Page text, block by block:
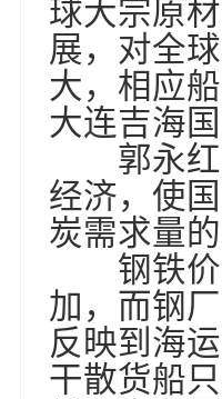
球大宗原
展，对全
大，相应
大连吉海
郭永红
经济，使
炭需求量
钢铁价
加，而钢
反映到海
干散货船